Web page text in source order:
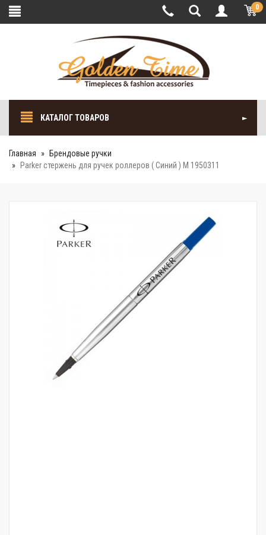
0
КАТАЛОГ ТОВАРОВ
Главная
Брендовые ручки
Parker стержень для ручек роллеров ( Синий ) M 1950311